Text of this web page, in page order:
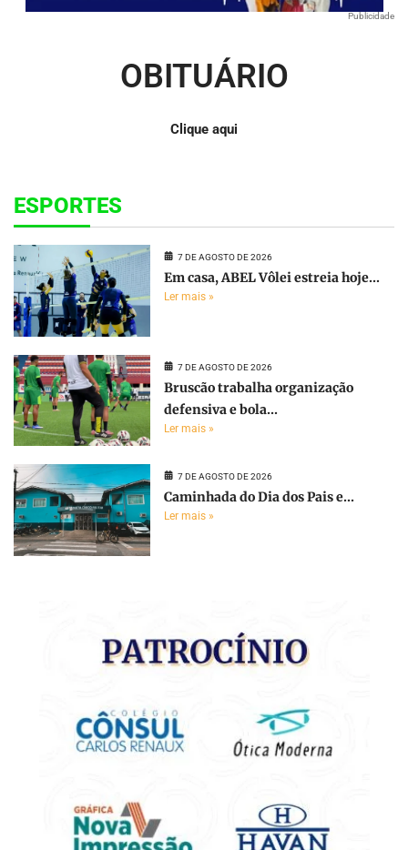
Publicidade
OBITUÁRIO
Clique aqui
ESPORTES
7 DE AGOSTO DE 2026
Em casa, ABEL Vôlei estreia hoje...
Ler mais »
7 DE AGOSTO DE 2026
Bruscão trabalha organização
defensiva e bola...
Ler mais »
7 DE AGOSTO DE 2026
Caminhada do Dia dos Pais e...
Ler mais »